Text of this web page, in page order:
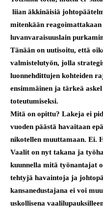
liian äkkinäisiä
mitenkään
luvanvaraisuuslain
Tänään on uutisoitu, että
valmistelutyön, jolla
luonnehdittujen kohteiden
ensimmäinen ja tärkeä
toteutumiseksi.
Mitä on opittu? Lakeja ei
vuoden päästä havaitaan
nikotellen muuttamaan. Ei.
Vaalit on nyt takana ja
kuunnella mitä työnantajat
tehtyjä havaintoja ja
kansanedustajana ei voi
uskollisena